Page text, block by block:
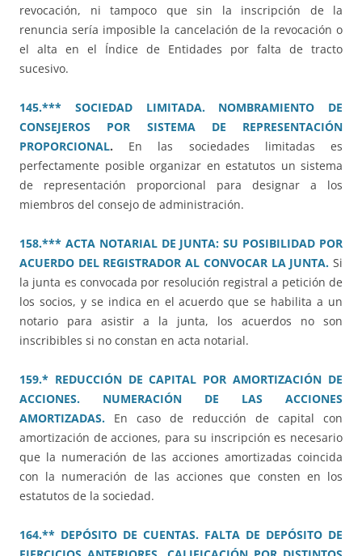
revocación, ni tampoco que sin la inscripción de la
renuncia sería imposible la cancelación de la revocación o
el alta en el Índice de Entidades por falta de tracto
sucesivo.
145.*** SOCIEDAD LIMITADA. NOMBRAMIENTO DE
CONSEJEROS POR SISTEMA DE REPRESENTACIÓN
PROPORCIONAL. En las sociedades limitadas es
perfectamente posible organizar en estatutos un sistema
de representación proporcional para designar a los
miembros del consejo de administración.
158.*** ACTA NOTARIAL DE JUNTA: SU POSIBILIDAD POR
ACUERDO DEL REGISTRADOR AL CONVOCAR LA JUNTA. Si
la junta es convocada por resolución registral a petición de
los socios, y se indica en el acuerdo que se habilita a un
notario para asistir a la junta, los acuerdos no son
inscribibles si no constan en acta notarial.
159.* REDUCCIÓN DE CAPITAL POR AMORTIZACIÓN DE
ACCIONES. NUMERACIÓN DE LAS ACCIONES
AMORTIZADAS. En caso de reducción de capital con
amortización de acciones, para su inscripción es necesario
que la numeración de las acciones amortizadas coincida
con la numeración de las acciones que consten en los
estatutos de la sociedad.
164.** DEPÓSITO DE CUENTAS. FALTA DE DEPÓSITO DE